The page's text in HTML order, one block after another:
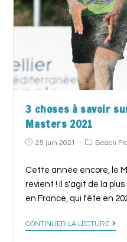
3 choses à savoir
Masters 2021
25 juin 2021 Beach
Cette année encore, le
revient ! Il s'agit de la
en France, qui fête en
CONTINUER LA LECTURE